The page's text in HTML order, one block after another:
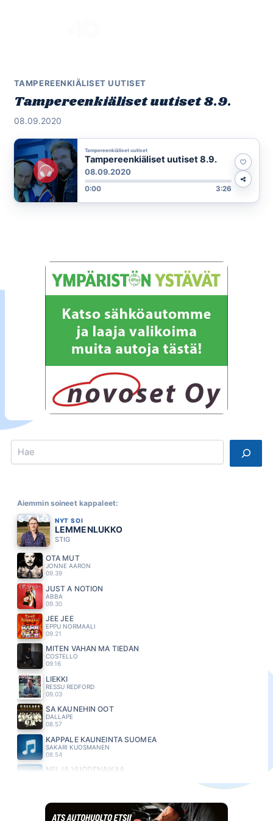
TAMPEREENKIÄLISET UUTISET
Tampereenkiäliset uutiset 8.9.
08.09.2020
Tampereenkiäliset uutiset
Tampereenkiäliset uutiset 8.9.
08.09.2020
0:00 3:26
Search
Aiemmin soineet kappaleet:
NYT SOI
LEMMENLUKKO
STIG
OTA MUT
JONNE AARON
09.39
JUST A NOTION
ABBA
09.30
JEE JEE
EPPU NORMAALI
09.21
MITEN VÄHÄN MÄ TIEDÄN
COSTELLO
09.16
LIEKKI
RESSU REDFORD
09.03
SA KAUNEHIN OOT
DALLAPE
08.57
KAPPALE KAUNEINTA SUOMEA
SAKARI KUOSMANEN
08.54
NELJÄ VUODENAIKAA
ANTTI RAISKI
08.44